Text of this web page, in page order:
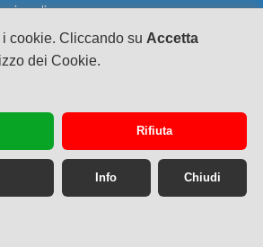
cookie. Cliccando su Accetta
dei Cookie.
Rifiuta
Info Chiudi
on line
1
CH cap 66037
Reg. Abruzzo